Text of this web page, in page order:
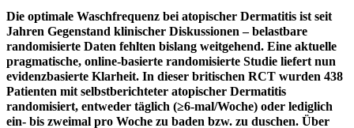
Die optimale Waschfrequenz bei atopischer Dermatitis ist seit
Jahren Gegenstand klinischer Diskussionen – belastbare
randomisierte Daten fehlten bislang weitgehend. Eine aktuelle
pragmatische, online-basierte randomisierte Studie liefert nun
evidenzbasierte Klarheit. In dieser britischen RCT wurden 438
Patienten mit selbstberichteter atopischer Dermatitis
randomisiert, entweder täglich (≥6-mal/Woche) oder lediglich
ein- bis zweimal pro Woche zu baden bzw. zu duschen. Über